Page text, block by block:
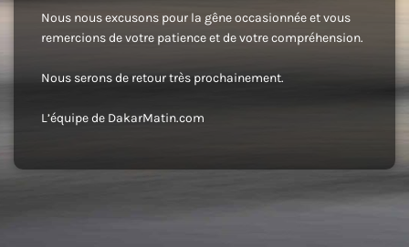
Nous nous excusons pour la gêne occasionnée et vous
remercions de votre patience et de votre compréhension.
Nous serons de retour très prochainement.
L’équipe de DakarMatin.com